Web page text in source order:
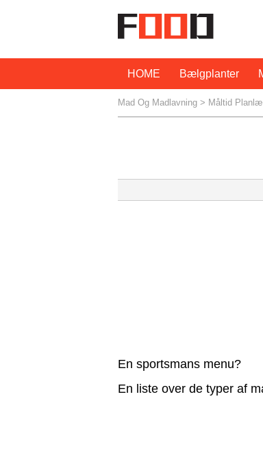
HOME Bælgplanter
Mad Og Madlavning > Måltid
En sportsmans menu?
En liste over de typer af